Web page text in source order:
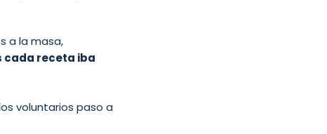
a la masa,
cada receta iba
voluntarios paso a